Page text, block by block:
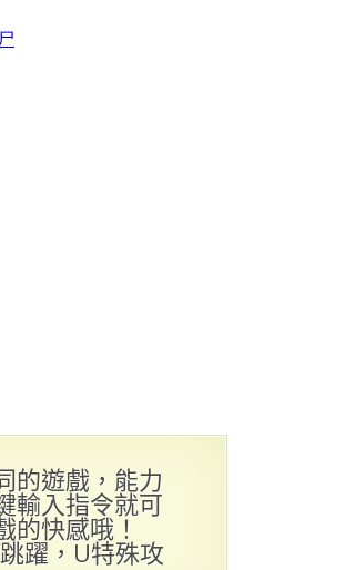
的遊戲，能力
輸入指令就可
的快感哦！
躍，U特殊攻